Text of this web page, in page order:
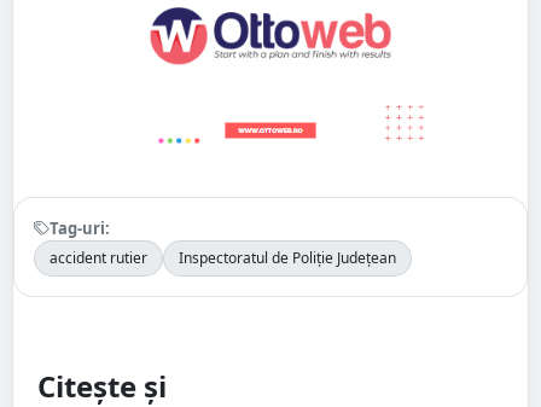
Tag-uri:
accident rutier Inspectoratul de Poliție Județean
Citește și